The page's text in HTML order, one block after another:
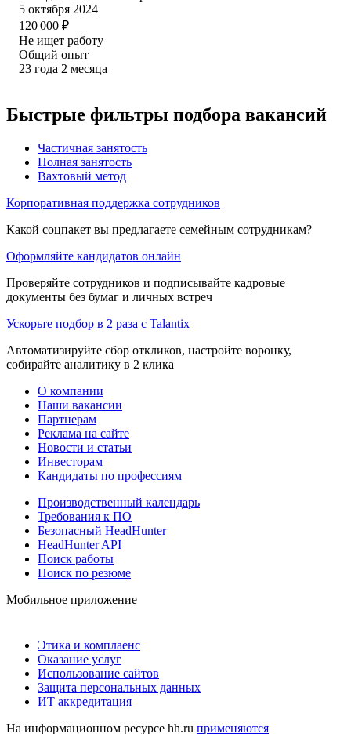
5 октября 2024
120 000 ₽
Не ищет работу
Общий опыт
23 года 2 месяца
Быстрые фильтры подбора вакансий
Частичная занятость
Полная занятость
Вахтовый метод
Корпоративная поддержка сотрудников
Какой соцпакет вы предлагаете семейным сотрудникам?
Оформляйте кандидатов онлайн
Проверяйте сотрудников и подписывайте кадровые
документы без бумаг и личных встреч
Ускорьте подбор в 2 раза с Talantix
Автоматизируйте сбор откликов, настройте воронку,
собирайте аналитику в 2 клика
О компании
Наши вакансии
Партнерам
Реклама на сайте
Новости и статьи
Инвесторам
Кандидаты по профессиям
Производственный календарь
Требования к ПО
Безопасный HeadHunter
HeadHunter API
Поиск работы
Поиск по резюме
Мобильное приложение
Этика и комплаенс
Оказание услуг
Использование сайтов
Защита персональных данных
ИТ аккредитация
На информационном ресурсе hh.ru применяются